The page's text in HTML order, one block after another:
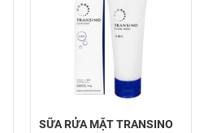
SỮA RỬA MẶT TRANSINO